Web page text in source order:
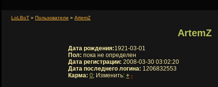
LoLBoT » Пользователи » ArtemZ
ArtemZ
Дата рождения:1921-03-01
Пол: пока не определен
Дата регистрации: 2008-03-30 03:02:20
Дата последнего логина: 1206832553
Карма: 0; Изменить: + -